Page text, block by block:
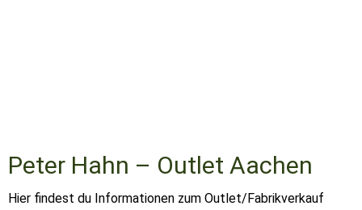
Peter Hahn – Outlet Aachen
Hier findest du Informationen zum Outlet/Fabrikverkauf